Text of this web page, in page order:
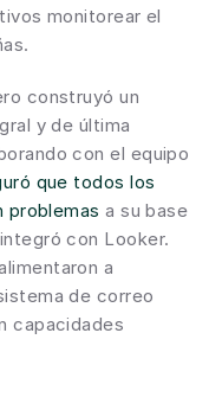
monitorear el
construyó un
y de última
con el equipo
que todos los
problemas a su base
con Looker.
a
de correo
capacidades